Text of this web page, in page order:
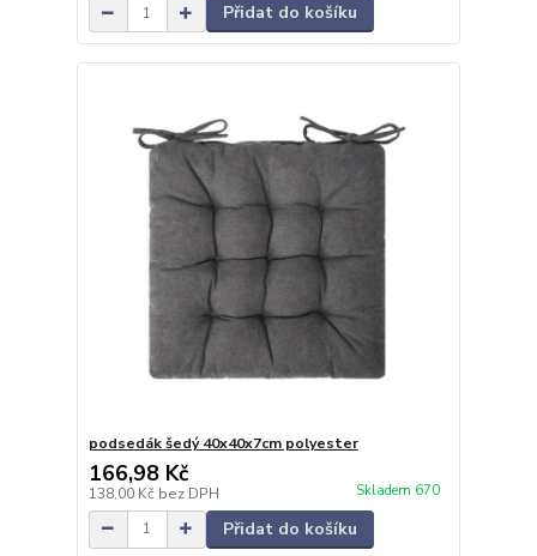
Přidat do košíku
podsedák šedý 40x40x7cm polyester
166,98 Kč
138,00 Kč bez DPH Skladem 670
Přidat do košíku